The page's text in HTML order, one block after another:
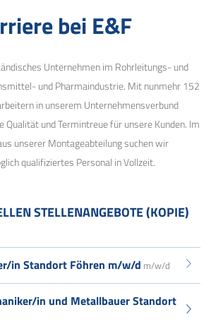
bei E&F
Unternehmen im Rohrleitungs- und
und Pharmaindustrie. Mit nunmehr 152
in unserem Unternehmensverbund
Qualität und Termintreue für unsere Kunden. Im
unserer Montageabteilung suchen wir
qualifiziertes Personal in Vollzeit.
STELLENANGEBOTE (KOPIE)
in Standort Föhren m/w/d m/w/d
in und Metallbauer Standort